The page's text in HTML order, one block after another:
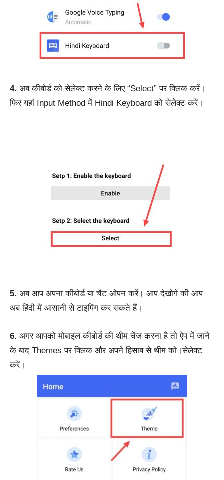
4. अब कीबोर्ड को सेलेक्ट करने के लिए “Select” पर क्लिक करें।
फिर यहां Input Method में Hindi Keyboard को सेलेक्ट करें।
5. अब आप अपना कीबोर्ड या चैट ओपन करें। आप देखोगे की आप
अब हिंदी में आसानी से टाइपिंग कर सकते हैं।
6. अगर आपको मोबाइल कीबोर्ड की थीम चेंज करना है तो ऐप में जाने
के बाद Themes पर क्लिक और अपने हिसाब से थीम को।सेलेक्ट
करें।